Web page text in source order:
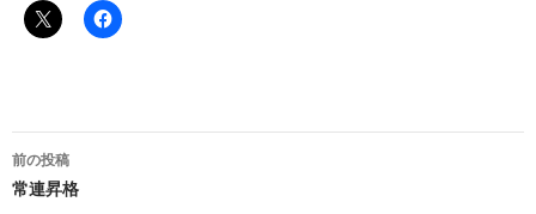
投
稿
前の投稿
常連昇格